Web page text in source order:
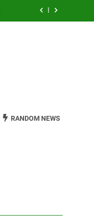
RANDOM NEWS